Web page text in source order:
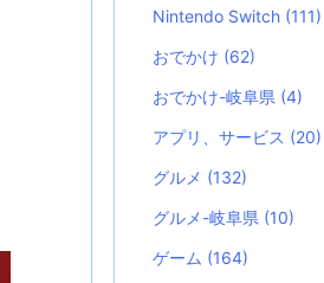
Nintendo Switch (111)
おでかけ (62)
おでかけ-岐阜県 (4)
アプリ、サービス (20)
グルメ (132)
グルメ-岐阜県 (10)
ゲーム (164)